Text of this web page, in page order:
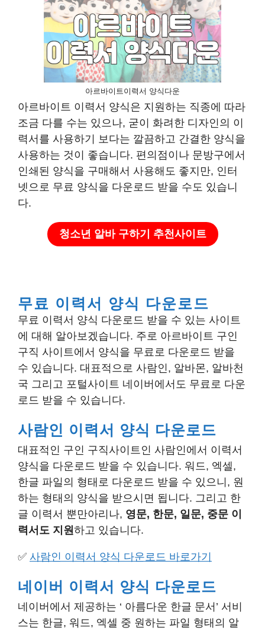
아르바이트이력서 양식다운
아르바이트 이력서 양식은 지원하는 직종에 따라
조금 다를 수는 있으나, 굳이 화려한 디자인의 이
력서를 사용하기 보다는 깔끔하고 간결한 양식을
사용하는 것이 좋습니다. 편의점이나 문방구에서
인쇄된 양식을 구매해서 사용해도 좋지만, 인터
넷으로 무료 양식을 다운로드 받을 수도 있습니
다.
청소년 알바 구하기 추천사이트
무료 이력서 양식 다운로드
무료 이력서 양식 다운로드 받을 수 있는 사이트
에 대해 알아보겠습니다. 주로 아르바이트 구인
구직 사이트에서 양식을 무료로 다운로드 받을
수 있습니다. 대표적으로 사람인, 알바몬, 알바천
국 그리고 포털사이트 네이버에서도 무료로 다운
로드 받을 수 있습니다.
사람인 이력서 양식 다운로드
대표적인 구인 구직사이트인 사람인에서 이력서
양식을 다운로드 받을 수 있습니다. 워드, 엑셀,
한글 파일의 형태로 다운로드 받을 수 있으니, 원
하는 형태의 양식을 받으시면 됩니다. 그리고 한
글 이력서 뿐만아리나, 영문, 한문, 일문, 중문 이
력서도 지원 하고 있습니다.
✅ 사람인 이력서 양식 다운로드 바로가기
네이버 이력서 양식 다운로드
네이버에서 제공하는 ‘ 아름다운 한글 문서’ 서비
스는 한글, 워드, 엑셀 중 원하는 파일 형태의 알